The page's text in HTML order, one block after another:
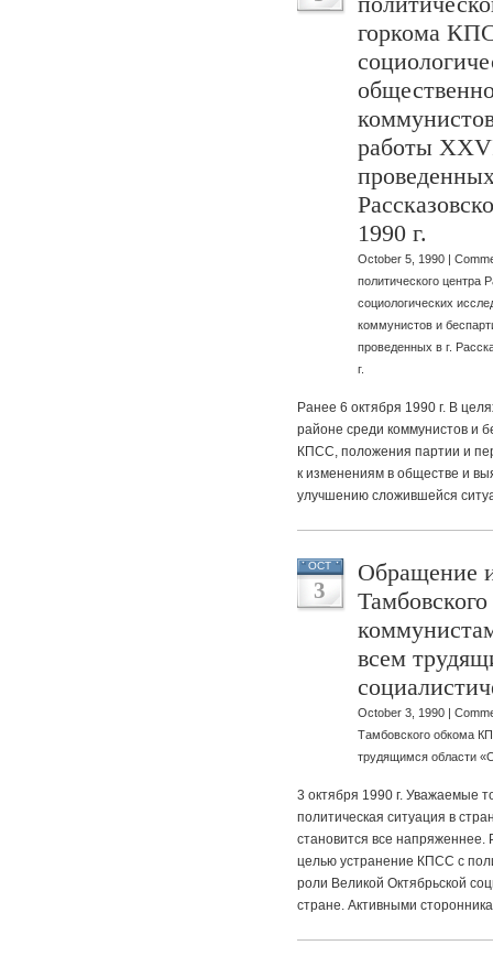
горкома
работы
1990 г.
October 5, 1990 |
политического центра
социологических
коммунистов и
проведенных в г.
г.
Ранее 6 октября 1990 г. В
районе среди коммунистов и
КПСС, положения партии и
к изменениям в обществе и
улучшению сложившейся
OCT
3
Обращение
всем
October 3, 1990 |
Тамбовского обкома
трудящимся области
3 октября 1990 г. Уважаемые
политическая ситуация в
становится все напряженнее.
целью устранение КПСС с
роли Великой Октябрьской
стране. Активными